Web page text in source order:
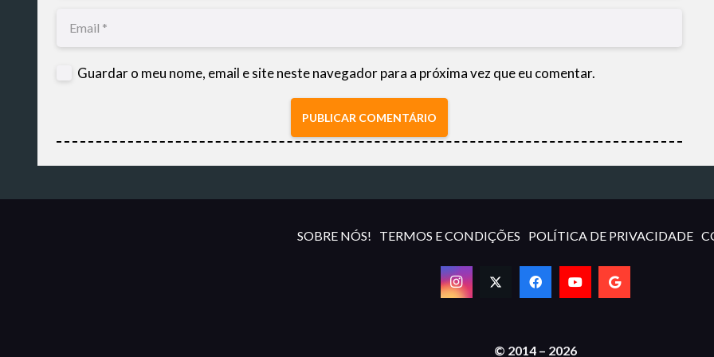
Guardar o meu nome, email e site neste navegador para a próxima vez que eu comentar.
PUBLICAR COMENTÁRIO
SOBRE NÓS! TERMOS E CONDIÇÕES POLÍTICA DE PRIVACIDADE
© 2014 – 2026